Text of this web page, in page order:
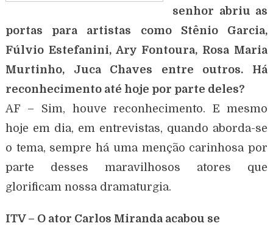
senhor abriu as
portas para artistas como Stênio Garcia,
Fúlvio Estefanini, Ary Fontoura, Rosa Maria
Murtinho, Juca Chaves entre outros. Há
reconhecimento até hoje por parte deles?
AF – Sim, houve reconhecimento. E mesmo
hoje em dia, em entrevistas, quando aborda-se
o tema, sempre há uma menção carinhosa por
parte desses maravilhosos atores que
glorificam nossa dramaturgia.
ITV – O ator Carlos Miranda acabou se